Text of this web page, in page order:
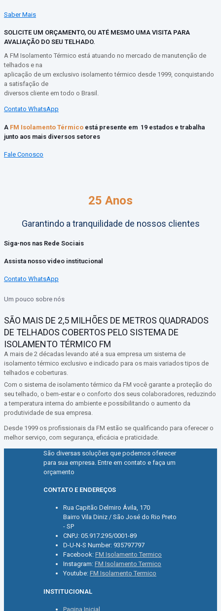
Saber Mais
SOLICITE UM ORÇAMENTO, OU ATÉ MESMO UMA VISITA PARA
AVALIAÇÃO DO SEU TELHADO.
A FM Isolamento Térmico está atuando no mercado de manutenção de
telhados e na
aplicação de um exclusivo isolamento térmico desde 1999, conquistando
a satisfação de
diversos cliente em todo o Brasil .
Contato WhatsApp
A FM Isolamento Térmico está presente em 19 estados e trabalha
junto aos mais diversos setores
Fale Conosco
25 Anos
Garantindo a tranquilidade de nossos clientes
Siga-nos nas Rede Sociais
Assista nosso video institucional
Contato WhatsApp
Um pouco sobre nós
SÃO MAIS DE 2,5 MILHÕES DE METROS QUADRADOS
DE TELHADOS COBERTOS PELO SISTEMA DE
ISOLAMENTO TÉRMICO FM
A mais de 2 décadas levando até a sua empresa um sistema de
isolamento térmico exclusivo e indicado para os mais variados tipos de
telhados e coberturas.
Com o sistema de isolamento térmico da FM você garante a proteção do
seu telhado, o bem-estar e o conforto dos seus colaboradores, reduzindo
a temperatura interna do ambiente e possibilitando o aumento da
produtividade de sua empresa.
Desde 1999 os profissionais da FM estão se qualificando para oferecer o
melhor serviço, com segurança, eficácia e praticidade.
São diversas soluções que podemos oferecer
para sua empresa. Entre em contato e faça um
orçamento
CONTATO E ENDEREÇOS
Rua Capitão Delmiro Ávila, 170
Bairro Vila Diniz / São José do Rio Preto
- SP
CNPJ: 05.917.295/0001-89
D-U-N-S Number: 935797797
Facebook: FM Isolamento Termico
Instagram: FM Isolamento Termico
Youtube: FM Isolamento Termico
INSTITUCIONAL
Pagina Inicial